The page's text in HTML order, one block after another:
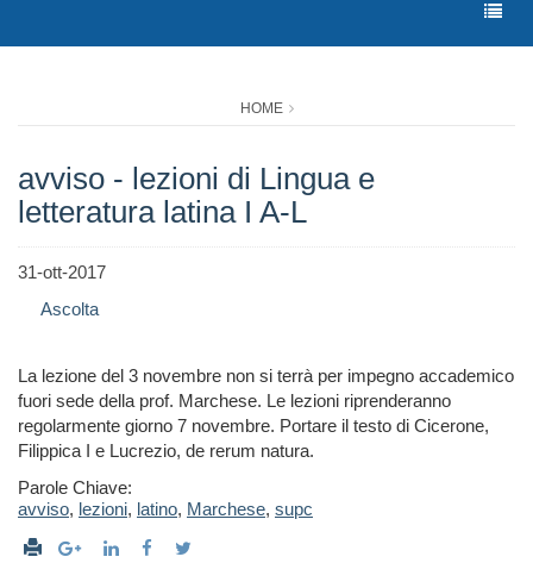
HOME
avviso - lezioni di Lingua e
letteratura latina I A-L
31-ott-2017
Ascolta
La lezione del 3 novembre non si terrà per impegno accademico
fuori sede della prof. Marchese. Le lezioni riprenderanno
regolarmente giorno 7 novembre. Portare il testo di Cicerone,
Filippica I e Lucrezio, de rerum natura.
Parole Chiave:
avviso, lezioni, latino, Marchese, supc